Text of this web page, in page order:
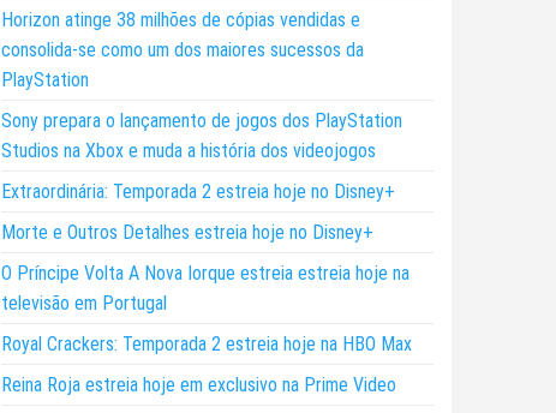
Horizon atinge 38 milhões de cópias vendidas e
consolida-se como um dos maiores sucessos da
PlayStation
Sony prepara o lançamento de jogos dos PlayStation
Studios na Xbox e muda a história dos videojogos
Extraordinária: Temporada 2 estreia hoje no Disney+
Morte e Outros Detalhes estreia hoje no Disney+
O Príncipe Volta A Nova Iorque estreia estreia hoje na
televisão em Portugal
Royal Crackers: Temporada 2 estreia hoje na HBO Max
Reina Roja estreia hoje em exclusivo na Prime Video